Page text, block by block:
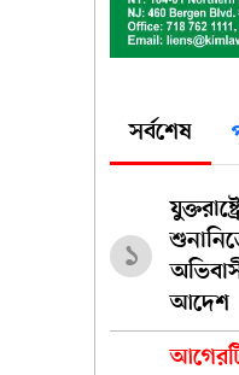
সর্বশেষ
১
আদেশ